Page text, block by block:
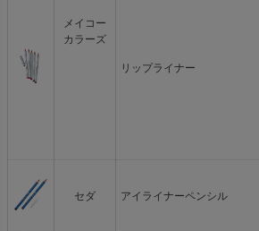
メイコー
カラーズ
リップライナー
セダ アイライナーペンシル